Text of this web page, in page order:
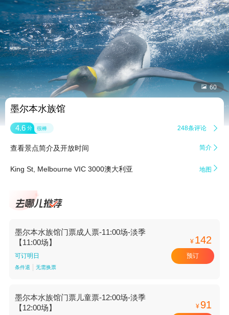
 60
墨尔本水族馆
4.6 分 很棒 248条评论 
查看景点简介及开放时间 简介 
King St, Melbourne VIC 3000澳大利亚 地图 
墨尔本水族馆门票成人票-11:00场-淡季
【11:00场】
可订明日
条件退 无需换票
¥ 142
预订
墨尔本水族馆门票儿童票-12:00场-淡季
【12:00场】
¥ 91
